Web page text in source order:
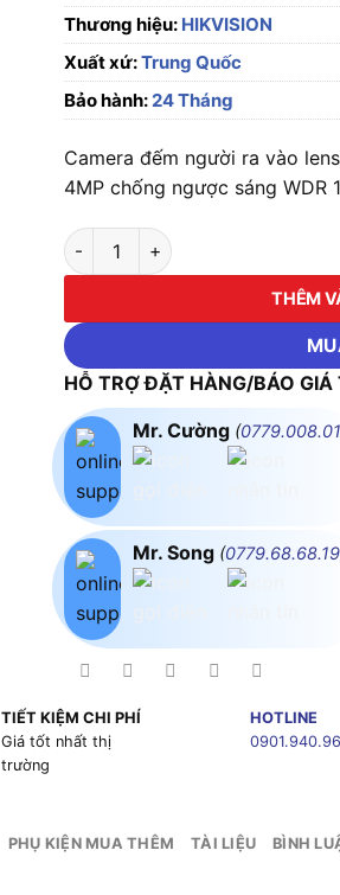
Thương hiệu: HIKVISION
Xuất xứ:Trung Quốc
Bảo hành:24 Tháng
Camera đếm người ra vào
4MP chống ngược sáng WDR
Camera đếm người ra vào lens
THÊM
HỖ TRỢ ĐẶT HÀNG/BÁO
Mr. Cường (
Mr. Song (0779.68.68.19
TIẾT KIỆM CHI PHÍ
Giá tốt nhất thị
trường
HOTLINE
PHỤ KIỆN MUA THÊM TÀI LIỆU BÌNH